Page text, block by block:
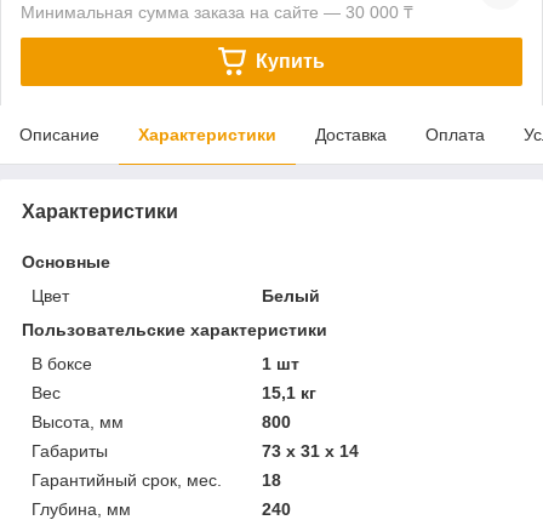
Минимальная сумма заказа на сайте — 30 000 ₸
Купить
Описание Характеристики Доставка Оплата
Характеристики
Основные
Цвет
Белый
Пользовательские характеристики
В боксе
1 шт
Вес
15,1 кг
Высота, мм
800
Габариты
73 x 31 x 14
Гарантийный срок, мес.
18
Глубина, мм
240